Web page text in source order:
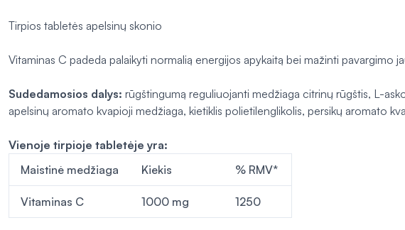
Tirpios tabletės apelsinų skonio
Vitaminas C padeda palaikyti normalią energijos apykaitą bei mažinti pavargimo
Sudedamosios dalys: rūgštingumą reguliuojanti medžiaga citrinų rūgštis, L-
apelsinų aromato kvapioji medžiaga, kietiklis polietilenglikolis, persikų aromato
Vienoje tirpioje tabletėje yra:
Maistinė medžiaga
Kiekis % RMV*
Vitaminas C 1000 mg 1250